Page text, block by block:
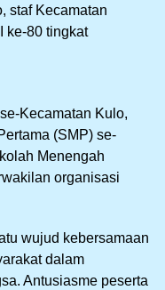
staf Kecamatan
ke-80 tingkat
Kecamatan Kulo,
(SMP) se-
Menengah
organisasi
wujud kebersamaan
dalam
Antusiasme peserta